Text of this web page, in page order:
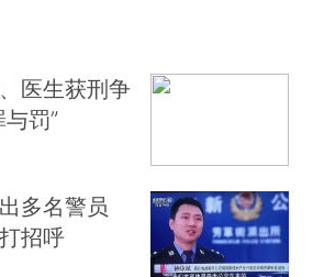
医生获刑争
罚”
多名警员
招呼